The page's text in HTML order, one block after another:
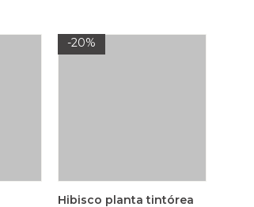
-20%
Hibisco planta tintórea